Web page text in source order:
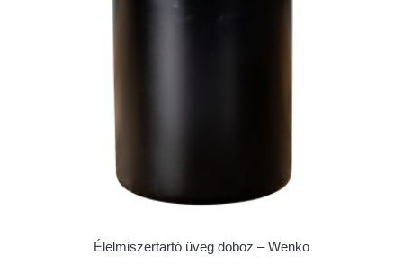
Élelmiszertartó üveg doboz – Wenko